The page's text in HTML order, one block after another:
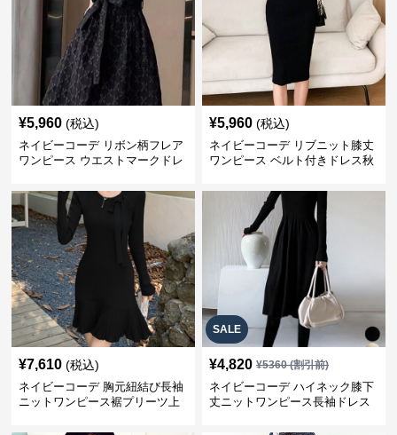
¥5,960 (税込)
ネイビーコーデ リボン柄フレア
ワンピース ウエストマークドレ
¥5,960 (税込)
ネイビーコーデ リブニット膝丈
ワンピース ベルト付きドレス秋
¥7,610 (税込)
ネイビーコーデ 胸元紐結び長袖
ニットワンピース裾プリーツ上
SALE
¥4,820 ¥5360(割引前)
ネイビーコーデ ハイネック膝下
丈ニットワンピース長袖ドレス